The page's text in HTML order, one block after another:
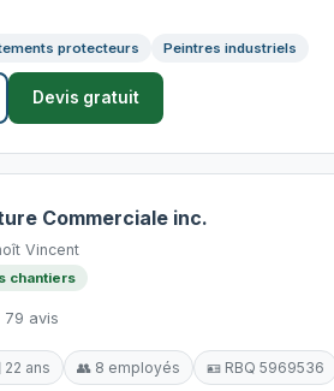
protecteurs Peintres industriels
Devis gratuit
Commerciale inc.
Vincent
chantiers
79 avis
ans 👥 8 employés 🪪 RBQ 5969536